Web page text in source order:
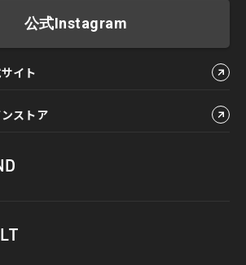
公式Instagram
イト
ストア